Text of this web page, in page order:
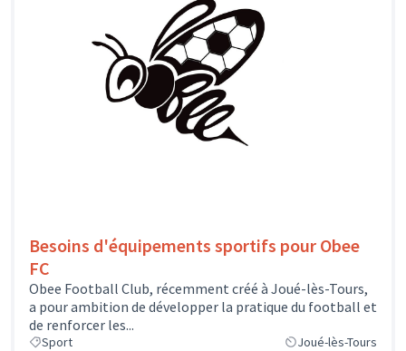
Besoins d'équipements sportifs pour Obee
FC
Obee Football Club, récemment créé à Joué-lès-Tours,
a pour ambition de développer la pratique du football et
de renforcer les...
Sport Joué-lès-Tours